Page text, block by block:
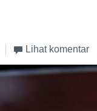
Lihat komentar